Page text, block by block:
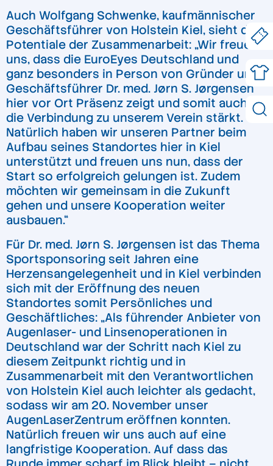
Auch Wolfgang Schwenke, kaufmännischer
Geschäftsführer von Holstein Kiel, sieht die
Potentiale der Zusammenarbeit: „Wir freuen
uns, dass die EuroEyes Deutschland und
ganz besonders in Person von Gründer und
Geschäftsführer Dr. med. Jørn S. Jørgensen
hier vor Ort Präsenz zeigt und somit auch
die Verbindung zu unserem Verein stärkt.
Natürlich haben wir unseren Partner beim
Aufbau seines Standortes hier in Kiel
unterstützt und freuen uns nun, dass der
Start so erfolgreich gelungen ist. Zudem
möchten wir gemeinsam in die Zukunft
gehen und unsere Kooperation weiter
ausbauen.“
Für Dr. med. Jørn S. Jørgensen ist das Thema
Sportsponsoring seit Jahren eine
Herzensangelegenheit und in Kiel verbinden
sich mit der Eröffnung des neuen
Standortes somit Persönliches und
Geschäftliches: „Als führender Anbieter von
Augenlaser- und Linsenoperationen in
Deutschland war der Schritt nach Kiel zu
diesem Zeitpunkt richtig und in
Zusammenarbeit mit den Verantwortlichen
von Holstein Kiel auch leichter als gedacht,
sodass wir am 20. November unser
AugenLaserZentrum eröffnen konnten.
Natürlich freuen wir uns auch auf eine
langfristige Kooperation. Auf dass das